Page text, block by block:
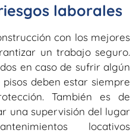
laborales
con los mejores
un trabajo seguro.
en caso de sufrir algún
deben estar siempre
También es de
una supervisión del lugar
locativos